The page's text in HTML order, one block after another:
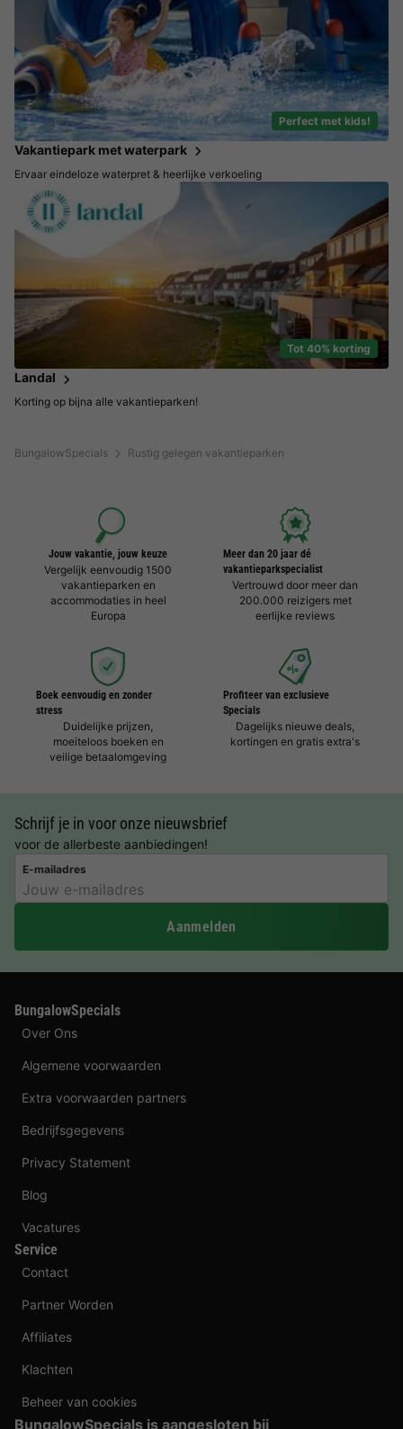
BungalowSpecials Rustig gelegen vakantieparken
Perfect met kids!
Vakantiepark met waterpark
Ervaar eindeloze waterpret & heerlijke verkoeling
Tot 40% korting
Landal
Korting op bijna alle vakantieparken!
Jouw vakantie, jouw keuze
Vergelijk eenvoudig 1500
vakantieparken en
accommodaties in heel
Europa
Meer dan 20 jaar dé
vakantieparkspecialist
Vertrouwd door meer dan
200.000 reizigers met
eerlijke reviews
Boek eenvoudig en zonder
stress
Duidelijke prijzen,
moeiteloos boeken en
veilige betaalomgeving
Profiteer van exclusieve
Specials
Dagelijks nieuwe deals,
kortingen en gratis extra's
Schrijf je in voor onze nieuwsbrief
voor de allerbeste aanbiedingen!
E-mailadres
Aanmelden
BungalowSpecials
Over Ons
Algemene voorwaarden
Extra voorwaarden partners
Bedrijfsgegevens
Privacy Statement
Blog
Vacatures
Service
Contact
Partner Worden
Affiliates
Klachten
Beheer van cookies
BungalowSpecials is aangesloten bij